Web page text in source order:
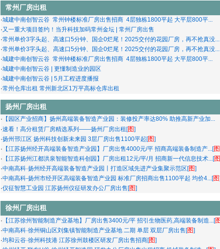
常州厂房出租
·城建中南创智云谷 常州钟楼标准厂房出售招商 4层独栋1800平起 大平层800平...
·又一重大项目签约！当升科技加码常州金坛 | 常州厂房出售
·常州单价3字头起、高速口5分钟、国企0烂尾！2025交付的花园厂房，再不抢真没...
·常州单价3字头起、高速口5分钟、国企0烂尾！2025交付的花园厂房，再不抢真没...
·城建中南创智云谷 常州钟楼标准厂房出售招商 4层独栋1800平起 大平层800平...
·城建中南创智云谷 | 更懂制造业的园区
·城建中南创智云谷 | 5月工程进度播报
·常州仓库出租 常州新北区1万平高标仓库出租
扬州厂房出租
· 【园区产业招商】扬州高端装备智造产业园：装修投产率达80% 助推高新产业加...
·速看！高分租赁厂房精选系列——扬州厂房出租[图]
·扬州邗江区 ​扬州科技创新未来园 3层厂房出售1100平起[图]
· 【江苏扬州经开高端装备智造产业园】厂房出售4000元/平 招商高端装备制造产...[图
· 【江苏扬州江都洪泉智能智造科创园】厂房出租12元/平/月 招商新一代信息技术...[图
·中南高科·扬州经开高端装备智造产业园丨打造区域先进产业集聚示范区[图]
·中南高科-扬州市经开区高端装备智造产业园 标准厂房招商出售1100平起 均价4...[图
·仪征智慧工业园 江苏扬州仪征研发办公厂房出售[图]
徐州厂房出租
· 【江苏徐州智能制造产业基地】厂房出售3400元/平 招引生物医药,高端装备制造...[
·中南高科·徐州铜山区刘集镇智能制造产业基地 二期 单层 双层厂房出售[图]
·均和云谷·徐州科技港 江苏徐州鼓楼区研发厂房出售招商[图]